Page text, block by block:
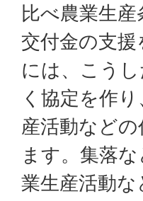
比べ農業生
交付金の支
には、こう
く協定を作
産活動など
ます。集落
業生産活動な